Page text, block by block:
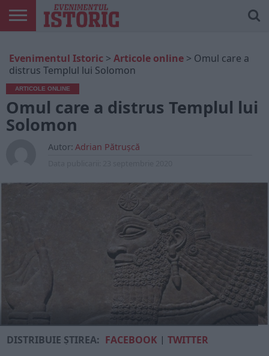
ONLINE
EDIȚII
TIPĂRITE
ISTORIC
PLAY
CONTUL
MEU
Evenimentul Istoric > Articole online > Omul care a
distrus Templul lui Solomon
ARTICOLE ONLINE
Omul care a distrus Templul lui
Solomon
Autor: Adrian Pătrușcă
DISTRIBUIE ȘTIREA: FACEBOOK |TWITTER